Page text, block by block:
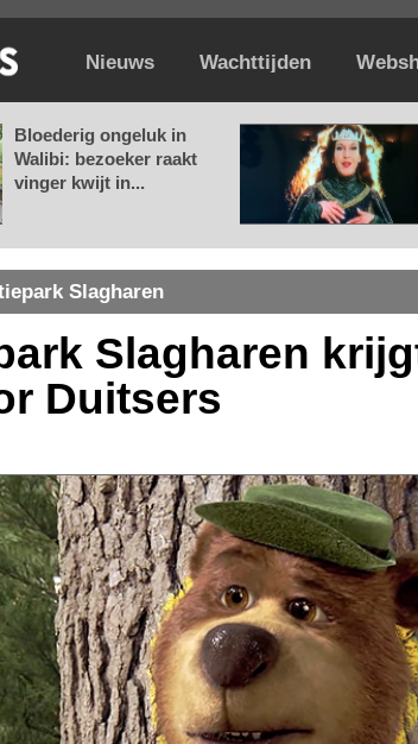
Nieuws Wachttijden
Bloederig ongeluk in
Walibi: bezoeker raakt
vinger kwijt in...
Slagharen
Slagharen
Duitsers